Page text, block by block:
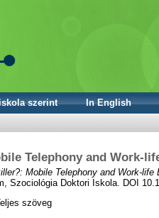
szerint
In English
Telephony and Work-
Mobile Telephony and Work-life
Szociológia Doktori Iskola. DOI
szöveg